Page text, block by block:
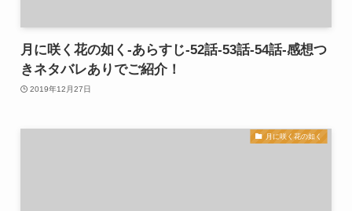
月に咲く花の如く-あらすじ-52話-53話-54話-感想つ
きネタバレありでご紹介！
2019年12月27日
月に咲く花の如く